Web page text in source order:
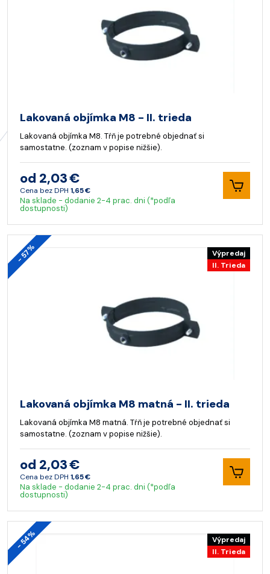
Lakovaná objímka M8 - II. trieda
Lakovaná objímka M8. Tŕň je potrebné objednať si
samostatne. (zoznam v popise nižšie).
od 2,03 €
Cena bez DPH 1,65 €
Na sklade - dodanie 2-4 prac. dni (*podľa
dostupnosti)
- 57%
Výpredaj
II. Trieda
Lakovaná objímka M8 matná - II. trieda
Lakovaná objímka M8 matná. Tŕň je potrebné objednať si
samostatne. (zoznam v popise nižšie).
od 2,03 €
Cena bez DPH 1,65 €
Na sklade - dodanie 2-4 prac. dni (*podľa
dostupnosti)
- 54%
Výpredaj
II. Trieda